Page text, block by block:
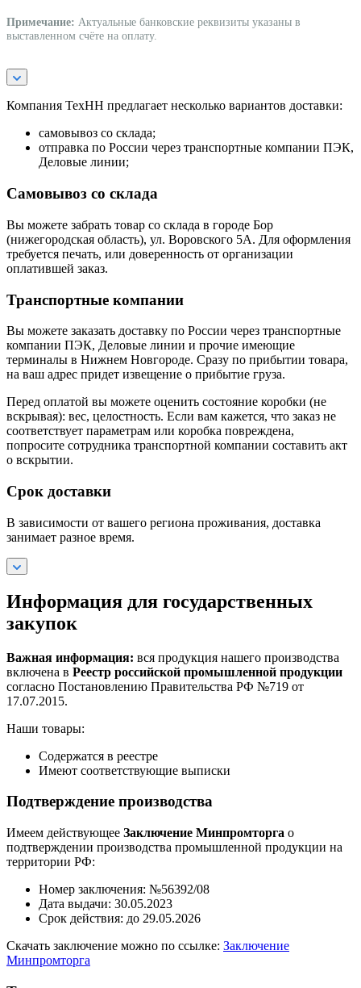
Примечание: Актуальные банковские реквизиты указаны в
выставленном счёте на оплату.
Компания ТехНН предлагает несколько вариантов доставки:
самовывоз со склада;
отправка по России через транспортные компании ПЭК,
Деловые линии;
Самовывоз со склада
Вы можете забрать товар со склада в городе Бор
(нижегородская область), ул. Воровского 5А. Для оформления
требуется печать, или доверенность от организации
оплатившей заказ.
Транспортные компании
Вы можете заказать доставку по России через транспортные
компании ПЭК, Деловые линии и прочие имеющие
терминалы в Нижнем Новгороде. Сразу по прибытии товара,
на ваш адрес придет извещение о прибытие груза.
Перед оплатой вы можете оценить состояние коробки (не
вскрывая): вес, целостность. Если вам кажется, что заказ не
соответствует параметрам или коробка повреждена,
попросите сотрудника транспортной компании составить акт
о вскрытии.
Срок доставки
В зависимости от вашего региона проживания, доставка
занимает разное время.
Информация для государственных
закупок
Важная информация: вся продукция нашего производства
включена в Реестр российской промышленной продукции
согласно Постановлению Правительства РФ №719 от
17.07.2015.
Наши товары:
Содержатся в реестре
Имеют соответствующие выписки
Подтверждение производства
Имеем действующее Заключение Минпромторга о
подтверждении производства промышленной продукции на
территории РФ:
Номер заключения: №56392/08
Дата выдачи: 30.05.2023
Срок действия: до 29.05.2026
Скачать заключение можно по ссылке: Заключение
Минпромторга